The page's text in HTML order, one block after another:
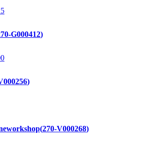
G000412
270-V000268